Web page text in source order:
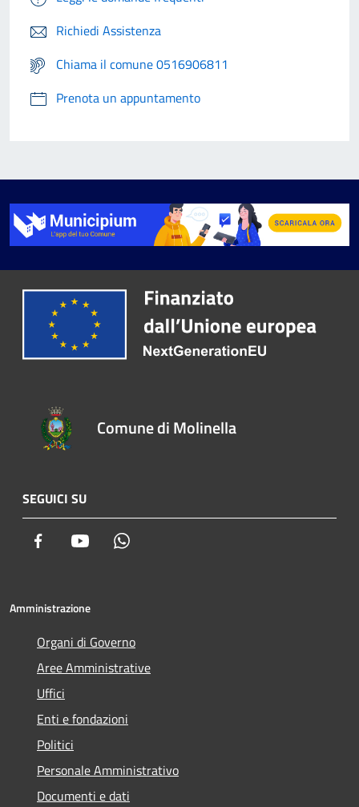
Richiedi Assistenza
Chiama il comune 0516906811
Prenota un appuntamento
Comune di Molinella
SEGUICI SU
Facebook Youtube
Amministrazione
Organi di Governo
Aree Amministrative
Uffici
Enti e fondazioni
Politici
Personale Amministrativo
Documenti e dati